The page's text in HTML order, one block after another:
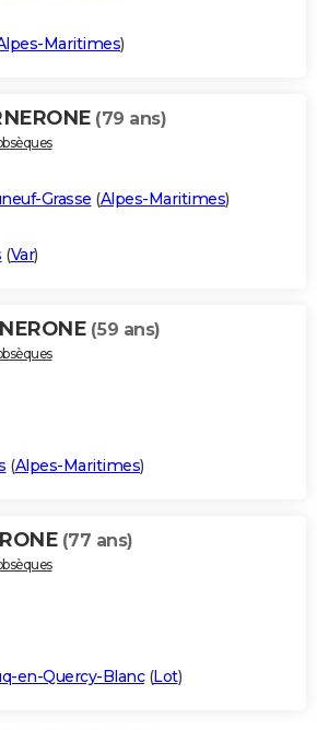
Maritimes)
(79 ans)
Grasse (Alpes-Maritimes)
(Var)
(59 ans)
(Alpes-Maritimes)
(77 ans)
en-Quercy-Blanc(Lot)